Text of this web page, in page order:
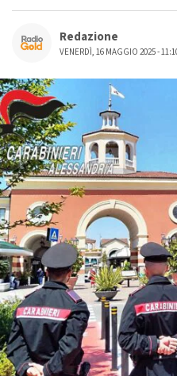
Redazione
VENERDÌ, 16 MAGGIO 2025 -